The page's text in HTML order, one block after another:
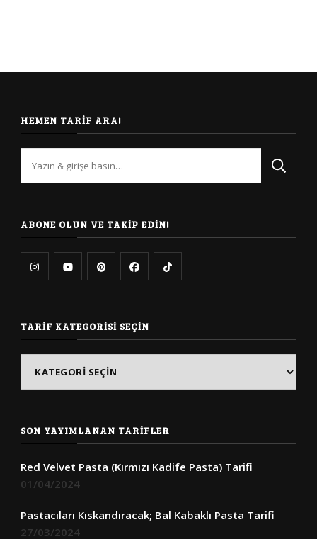
HEMEN TARIF ARA!
arıyorsunuz?
ABONE OLUN VE TAKIP EDIN!
TARIF KATEGORISI SEÇIN
SON YAYIMLANAN TARIFLER
Red Velvet Pasta (Kırmızı Kadife Pasta) Tarifi
01/04/2024
Pastacıları Kıskandıracak; Bal Kabaklı Pasta Tarifi
27/03/2024